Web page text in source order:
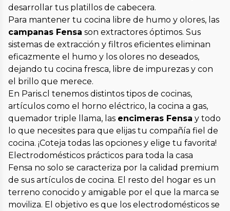
desarrollar tus platillos de cabecera.
Para mantener tu cocina libre de humo y olores, las
campanas Fensa son extractores óptimos. Sus
sistemas de extracción y filtros eficientes eliminan
eficazmente el humo y los olores no deseados,
dejando tu cocina fresca, libre de impurezas y con
el brillo que merece.
En Paris.cl tenemos distintos tipos de cocinas,
artículos como el horno eléctrico, la cocina a gas,
quemador triple llama, las encimeras Fensa y todo
lo que necesites para que elijas tu compañía fiel de
cocina. ¡Coteja todas las opciones y elige tu favorita!
Electrodomésticos prácticos para toda la casa
Fensa no solo se caracteriza por la calidad premium
de sus artículos de cocina. El resto del hogar es un
terreno conocido y amigable por el que la marca se
moviliza. El objetivo es que los electrodomésticos se